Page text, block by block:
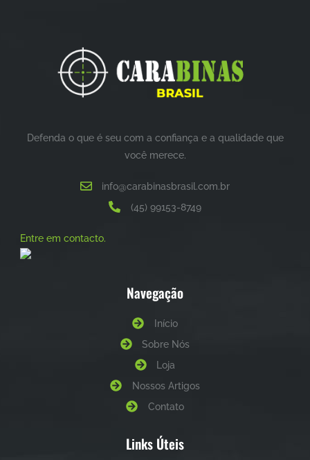
Defenda o que é seu com a confiança e a qualidade que
você merece.
info@carabinasbrasil.com.br
(45) 99153-8749
Entre em contacto.
Navegação
Início
Sobre Nós
Loja
Nossos Artigos
Contato
Links Úteis